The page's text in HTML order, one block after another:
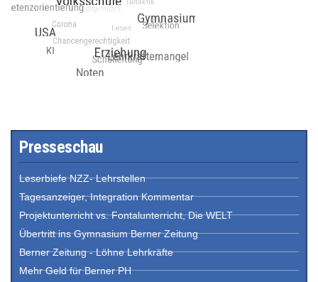
Presseschau
Leserbiefe NZZ- Lehrstellen
Tagesanzeiger, Integration Kommentar
Projektunterricht vs. Fontalunterricht, Die WELT
Übertritt ins Gymnasium Berner Zeitung
Berner Zeitung - Löhne Lehrkräfte
Mehr Geld für Berner PH